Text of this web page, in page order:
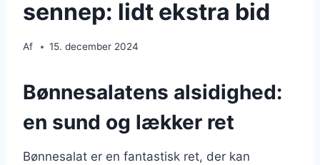
sennep: lidt ekstra bid
Af 15. december 2024
Bønnesalatens alsidighed:
en sund og lækker ret
Bønnesalat er en fantastisk ret, der kan